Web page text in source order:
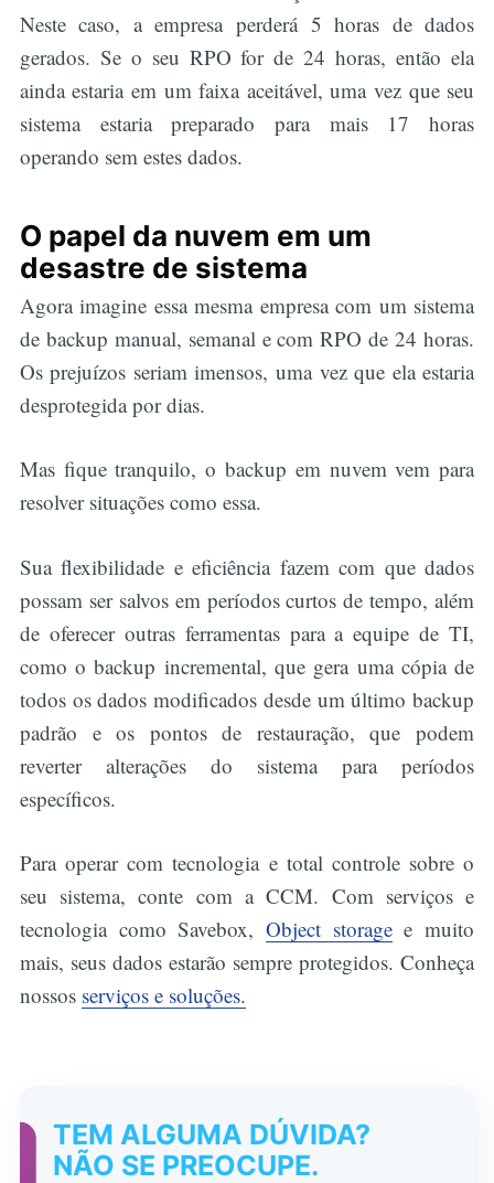
Neste caso, a empresa perderá 5 horas de dados
gerados. Se o seu RPO for de 24 horas, então ela
ainda estaria em um faixa aceitável, uma vez que seu
sistema estaria preparado para mais 17 horas
operando sem estes dados.
O papel da nuvem em um
desastre de sistema
Agora imagine essa mesma empresa com um sistema
de backup manual, semanal e com RPO de 24 horas.
Os prejuízos seriam imensos, uma vez que ela estaria
desprotegida por dias.
Mas fique tranquilo, o backup em nuvem vem para
resolver situações como essa.
Sua flexibilidade e eficiência fazem com que dados
possam ser salvos em períodos curtos de tempo, além
de oferecer outras ferramentas para a equipe de TI,
como o backup incremental, que gera uma cópia de
todos os dados modificados desde um último backup
padrão e os pontos de restauração, que podem
reverter alterações do sistema para períodos
específicos.
Para operar com tecnologia e total controle sobre o
seu sistema, conte com a CCM. Com serviços e
tecnologia como Savebox, Object storagee muito
mais, seus dados estarão sempre protegidos. Conheça
nossos serviços e soluções.
TEM ALGUMA DÚVIDA?
NÃO SE PREOCUPE.